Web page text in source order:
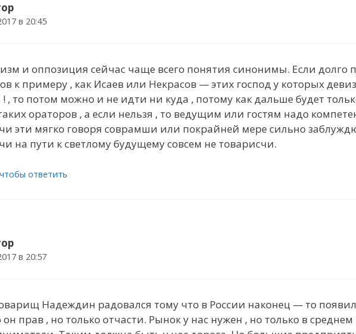
в 20:45
и оппозиция сейчас чаще всего понятия синонимы. Если долго
к примеру , как Исаев или Некрасов — этих господ у которых
, то потом можно и не идти ни куда , потому как дальше будет
ораторов , а если нельзя , то ведущим или гостям надо
эти мягко говоря соврамши или покрайней мере сильно
на пути к светлому будущему совсем не товарисчи.
ответить
в 20:57
Надеждин радовался тому что в России наконец — то
он прав , но только отчасти. Рынок у нас нужен , но только в